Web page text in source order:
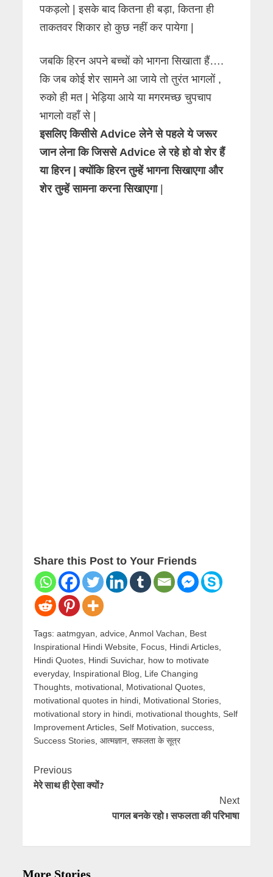
पकड़लो | इसके बाद कितना ही बड़ा, कितना ही
ताकतवर शिकार हो कुछ नहीं कर पायेगा |
जबकि हिरन अपने बच्चों को भागना सिखाता हैं….
कि जब कोई शेर सामने आ जाये तो तुरंत भागलों ,
रुको ही मत | भेड़िया आये या मगरमच्छ चुपचाप
भागलो वहाँ से |
इसलिए किसीसे Advice लेने से पहले ये जरूर
जान लेना कि जिससे Advice ले रहे हो वो शेर हैं
या हिरन | क्योंकि हिरन तुम्हें भागना सिखाएगा और
शेर तुम्हें सामना करना सिखाएगा
Share this Post to Your Friends
Tags:aatmgyan,advice,Anmol Vachan, Best
Inspirational Hindi Website, Focus, Hindi Articles,
Hindi Quotes, Hindi Suvichar, how to motivate
everyday, Inspirational Blog, Life Changing
Thoughts, motivational, Motivational Quotes,
motivational quotes in hindi, Motivational Stories,
motivational story in hindi, motivational thoughts, Self
Improvement Articles, Self Motivation,success,
Success Stories,आत्मज्ञान,सफलता के सूत्र
Previous
मेरे साथ ही ऐसा क्यों?
Next
पागल बनके रहो ! सफलता की परिभाषा
More Stories